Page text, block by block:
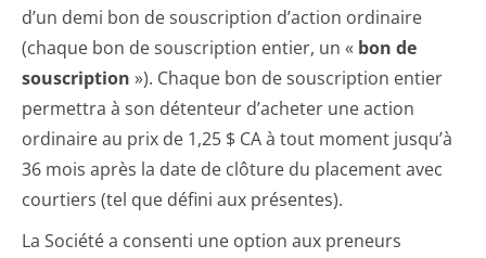
d’un demi bon de souscription d’action ordinaire
(chaque bon de souscription entier, un « bon de
souscription »). Chaque bon de souscription entier
permettra à son détenteur d’acheter une action
ordinaire au prix de 1,25 $ CA à tout moment jusqu’à
36 mois après la date de clôture du placement avec
courtiers (tel que défini aux présentes).
La Société a consenti une option aux preneurs